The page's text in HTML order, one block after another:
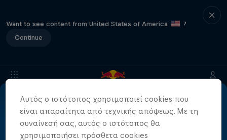
Want to see content from United States of America
?
Continue
Divers FAQs
Αυτός ο ιστότοπος χρησιμοποιεί cookies που
είναι απαραίτητα από τεχνικής απόψεως. Με τη
συναίνεσή σας, αυτός ο ιστότοπος θα
χρησιμοποιήσει πρόσθετα cookies